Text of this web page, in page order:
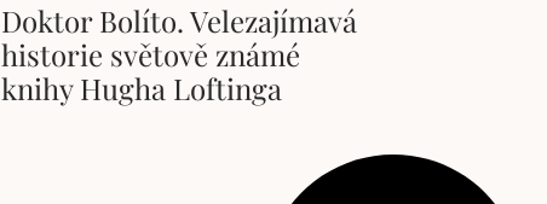
Doktor Bolíto. Velezajímavá
historie světově známé
knihy Hugha Loftinga